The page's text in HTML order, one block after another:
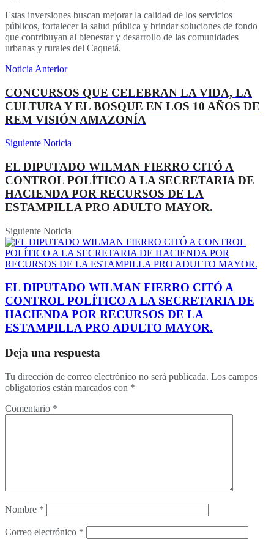
Estas inversiones buscan mejorar la calidad de los servicios
públicos, fortalecer la salud pública y brindar soluciones de fondo
que contribuyan al bienestar y desarrollo de las comunidades
urbanas y rurales del Caquetá.
Noticia Anterior
CONCURSOS QUE CELEBRAN LA VIDA, LA
CULTURA Y EL BOSQUE EN LOS 10 AÑOS DE
REM VISIÓN AMAZONÍA
Siguiente Noticia
EL DIPUTADO WILMAN FIERRO CITÓ A
CONTROL POLÍTICO A LA SECRETARIA DE
HACIENDA POR RECURSOS DE LA
ESTAMPILLA PRO ADULTO MAYOR.
Siguiente Noticia
EL DIPUTADO WILMAN FIERRO CITÓ A
CONTROL POLÍTICO A LA SECRETARIA DE
HACIENDA POR RECURSOS DE LA
ESTAMPILLA PRO ADULTO MAYOR.
Deja una respuesta
Tu dirección de correo electrónico no será publicada. Los campos
obligatorios están marcados con *
Comentario *
Nombre *
Correo electrónico *